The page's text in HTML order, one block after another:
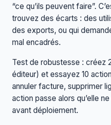
“ce qu’ils peuvent faire”.
trouvez des écarts : des
des exports, ou qui
mal encadrés.
Test de robustesse :
éditeur) et essayez 10
annuler facture, supprimer
action passe alors qu’elle
avant déploiement.